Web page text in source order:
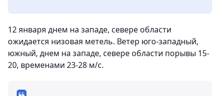
12 января днем на западе, севере области
ожидается низовая метель. Ветер юго-западный,
южный, днем на западе, севере области порывы 15-
20, временами 23-28 м/с.